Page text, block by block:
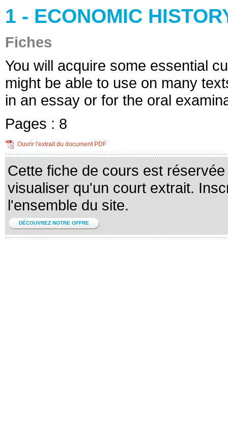
1 - ECONOMIC
Fiches
You will acquire some essential
might be able to use on many
in an essay or for the oral
Pages : 8
Ouvrir l'extrait du document PDF
Cette fiche de cours est
visualiser qu'un court extrait.
l'ensemble du site.
DÉCOUVREZ NOTRE OFFRE